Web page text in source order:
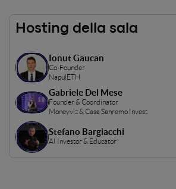
Hosting della sala
Ionut Gaucan
Co-Founder
NapulETH
Gabriele Del Mese
Founder & Coordinator
Moneyviz & Casa Sanremo Invest
Stefano Bargiacchi
AI Investor & Educator